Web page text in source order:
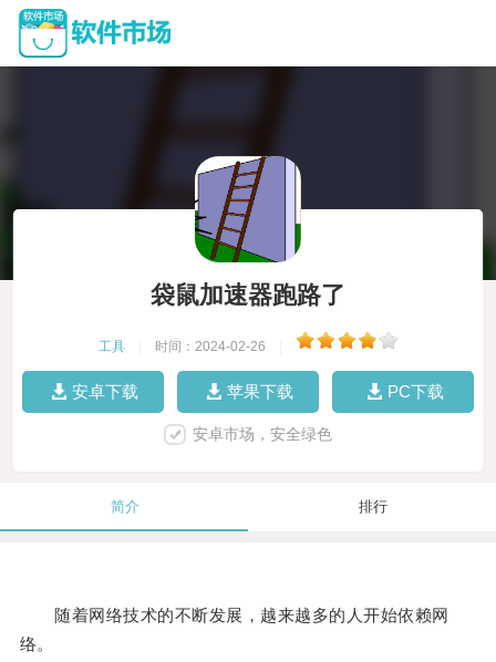
袋鼠加速器跑路了
工具 时间：2024-02-26
安卓下载 苹果下载 PC下载
安卓市场，安全绿色
简介 排行
随着网络技术的不断发展，越来越多的人开始依赖网
络。